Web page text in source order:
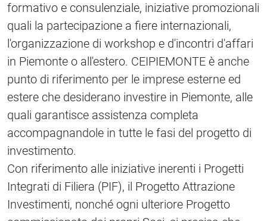
formativo e consulenziale, iniziative promozionali
quali la partecipazione a fiere internazionali,
l'organizzazione di workshop e d'incontri d'affari
in Piemonte o all'estero. CEIPIEMONTE è anche
punto di riferimento per le imprese esterne ed
estere che desiderano investire in Piemonte, alle
quali garantisce assistenza completa
accompagnandole in tutte le fasi del progetto di
investimento.
Con riferimento alle iniziative inerenti i Progetti
Integrati di Filiera (PIF), il Progetto Attrazione
Investimenti, nonché ogni ulteriore Progetto